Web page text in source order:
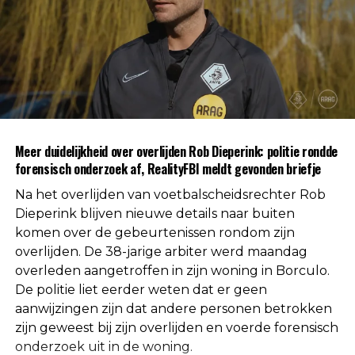
Na afronding van de eerste onderzoeksfase liet de
politie weten dat er geen aanwijzingen zijn
gevonden voor betrokkenheid van andere
personen. Daarmee is die mogelijkheid volgens de
autoriteiten uitgesloten.
worden geen verdere mededelingen gedaan over
Een vaste waarde in de Nederlandse
arbitrage
Met het overlijden van Rob Dieperink verliest het
Nederlandse voetbal een scheidsrechter die
jarenlang actief was op het hoogste niveau.
Meer duidelijkheid over overlijden Rob Dieperink: politie rondde
forensisch onderzoek af, RealityFBI meldt gevonden briefje
Na het overlijden van voetbalscheidsrechter Rob
Dieperink blijven nieuwe details naar buiten
komen over de gebeurtenissen rondom zijn
overlijden. De 38-jarige arbiter werd maandag
overleden aangetroffen in zijn woning in Borculo.
De politie liet eerder weten dat er geen
aanwijzingen zijn dat andere personen betrokken
zijn geweest bij zijn overlijden en voerde forensisch
onderzoek uit in de woning.